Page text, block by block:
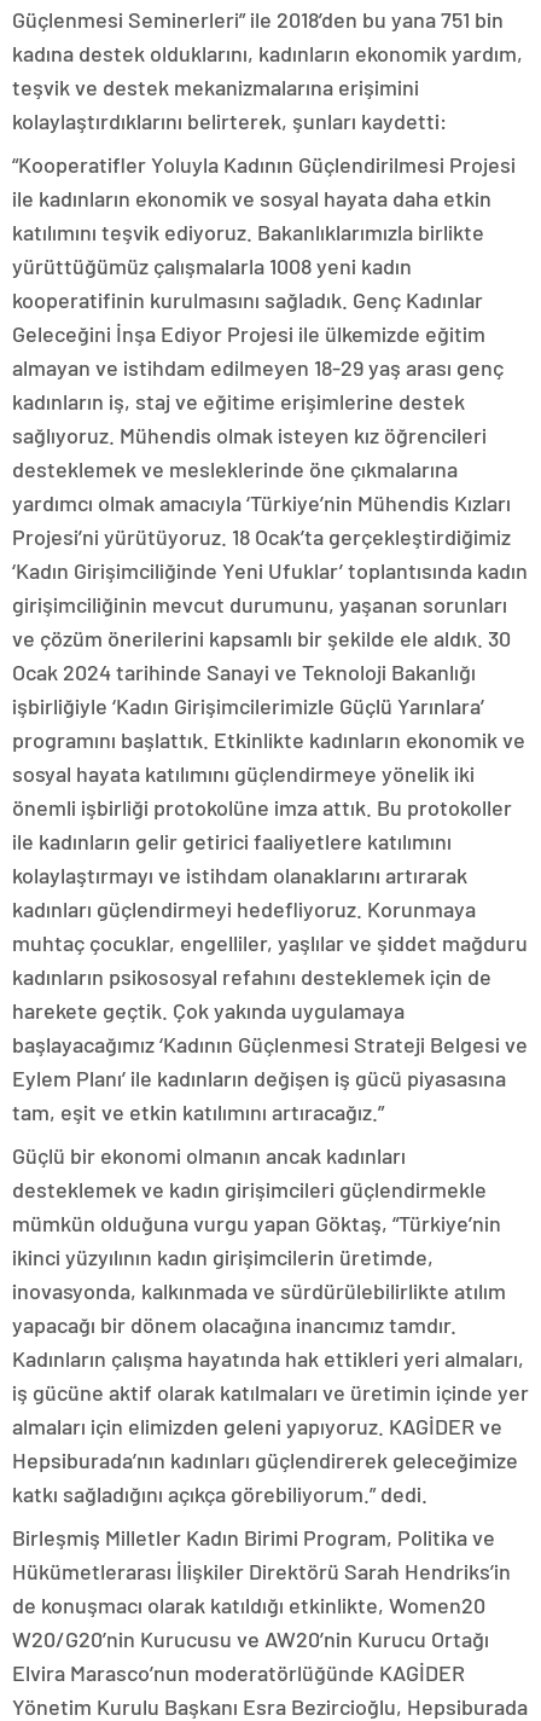
Güçlenmesi Seminerleri” ile 2018’den bu yana 751 bin
kadına destek olduklarını, kadınların ekonomik yardım,
teşvik ve destek mekanizmalarına erişimini
kolaylaştırdıklarını belirterek, şunları kaydetti:
“Kooperatifler Yoluyla Kadının Güçlendirilmesi Projesi
ile kadınların ekonomik ve sosyal hayata daha etkin
katılımını teşvik ediyoruz. Bakanlıklarımızla birlikte
yürüttüğümüz çalışmalarla 1008 yeni kadın
kooperatifinin kurulmasını sağladık. Genç Kadınlar
Geleceğini İnşa Ediyor Projesi ile ülkemizde eğitim
almayan ve istihdam edilmeyen 18-29 yaş arası genç
kadınların iş, staj ve eğitime erişimlerine destek
sağlıyoruz. Mühendis olmak isteyen kız öğrencileri
desteklemek ve mesleklerinde öne çıkmalarına
yardımcı olmak amacıyla ‘Türkiye’nin Mühendis Kızları
Projesi’ni yürütüyoruz. 18 Ocak’ta gerçekleştirdiğimiz
‘Kadın Girişimciliğinde Yeni Ufuklar’ toplantısında kadın
girişimciliğinin mevcut durumunu, yaşanan sorunları
ve çözüm önerilerini kapsamlı bir şekilde ele aldık. 30
Ocak 2024 tarihinde Sanayi ve Teknoloji Bakanlığı
işbirliğiyle ‘Kadın Girişimcilerimizle Güçlü Yarınlara’
programını başlattık. Etkinlikte kadınların ekonomik ve
sosyal hayata katılımını güçlendirmeye yönelik iki
önemli işbirliği protokolüne imza attık. Bu protokoller
ile kadınların gelir getirici faaliyetlere katılımını
kolaylaştırmayı ve istihdam olanaklarını artırarak
kadınları güçlendirmeyi hedefliyoruz. Korunmaya
muhtaç çocuklar, engelliler, yaşlılar ve şiddet mağduru
kadınların psikososyal refahını desteklemek için de
harekete geçtik. Çok yakında uygulamaya
başlayacağımız ‘Kadının Güçlenmesi Strateji Belgesi ve
Eylem Planı’ ile kadınların değişen iş gücü piyasasına
tam, eşit ve etkin katılımını artıracağız.”
Güçlü bir ekonomi olmanın ancak kadınları
desteklemek ve kadın girişimcileri güçlendirmekle
mümkün olduğuna vurgu yapan Göktaş, “Türkiye’nin
ikinci yüzyılının kadın girişimcilerin üretimde,
inovasyonda, kalkınmada ve sürdürülebilirlikte atılım
yapacağı bir dönem olacağına inancımız tamdır.
Kadınların çalışma hayatında hak ettikleri yeri almaları,
iş gücüne aktif olarak katılmaları ve üretimin içinde yer
almaları için elimizden geleni yapıyoruz. KAGİDER ve
Hepsiburada’nın kadınları güçlendirerek geleceğimize
katkı sağladığını açıkça görebiliyorum.” dedi.
Birleşmiş Milletler Kadın Birimi Program, Politika ve
Hükümetlerarası İlişkiler Direktörü Sarah Hendriks’in
de konuşmacı olarak katıldığı etkinlikte, Women20
W20/G20’nin Kurucusu ve AW20’nin Kurucu Ortağı
Elvira Marasco’nun moderatörlüğünde KAGİDER
Yönetim Kurulu Başkanı Esra Bezircioğlu, Hepsiburada